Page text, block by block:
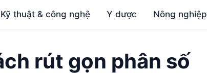
Kỹ thuật & công nghệ Y dược Nông nghiệp
rút gọn phân số